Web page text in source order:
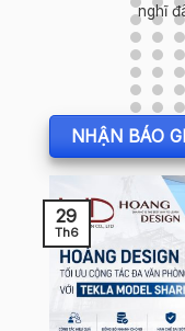
nghĩ
NHẬN BÁO
29
Th6